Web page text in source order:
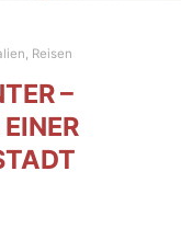
Reisen
–